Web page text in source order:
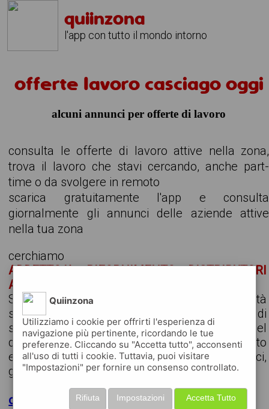
quiinzona
l'app con tutto il mondo intorno
offerte lavoro casciago oggi
alcuni annunci per offerte di lavoro
consulta le offerte di lavoro attive nella zona,
trova il lavoro che stavi cercando, anche part-
time o da svolgere in remoto
scarica gratuitamente l'app e consulta
giornalmente gli annunci delle aziende attive
nella tua zona
cerchiamo
ADDETTO/A RIFORNIMENTO DISTRIBUTORI
AUTOMATICI CON PATENTE B
Sul territorio di Varese opera una realtà
specializzata nella distribuzione automatica di
snack e bevande presso aziende e uffici del
distretto. La risorsa si occuperà del rifornimento
e del controllo dei distributori automatici,
garantendo...
clicca per maggiori dettagli
Quiinzona
Utilizziamo i cookie per offrirti l'esperienza di
navigazione più pertinente, ricordando le tue
preferenze. Cliccando su "Accetta tutto", acconsenti
all'uso di tutti i cookie. Tuttavia, puoi visitare
"Impostazioni" per fornire un consenso controllato.
Accetta Tutto
Impostazioni
Rifiuta